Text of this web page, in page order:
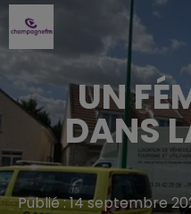
UN
DANS
Publié : 14 septembre